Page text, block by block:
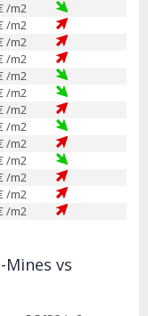
/m2
/m2
/m2
/m2
/m2
/m2
/m2
/m2
/m2
/m2
/m2
/m2
/m2
vs